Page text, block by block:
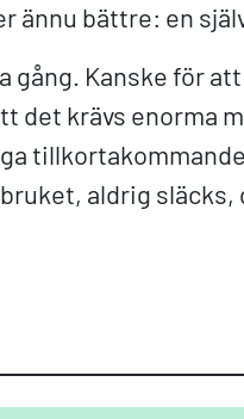
ännu bättre: en
Kanske för
det krävs enorma
aldrig